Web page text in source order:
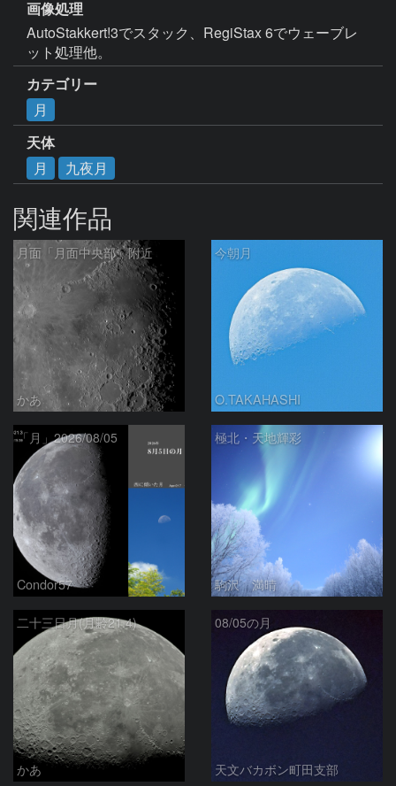
画像処理
AutoStakkert!3でスタック、RegiStax 6でウェーブレ
ット処理他。
カテゴリー
月
天体
月
九夜月
関連作品
月面「月面中央部」附近
かあ
今朝月
O.TAKAHASHI
「月」2026/08/05
Condor57
極北・天地輝彩
駒沢 満晴
二十三日月(月齢21.4)
かあ
08/05の月
天文バカボン町田支部